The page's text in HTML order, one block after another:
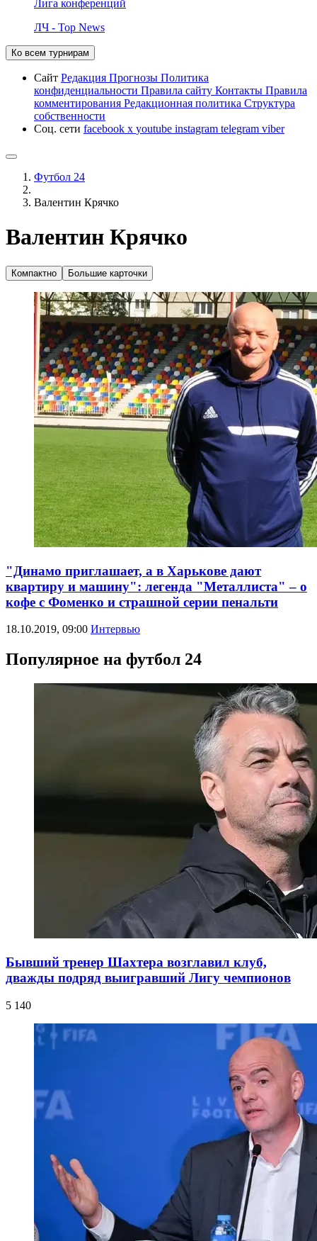
Лига конференций
ЛЧ - Top News
Ко всем турнирам
Сайт Редакция Прогнозы Политика
конфиденциальности Правила сайту Контакты Правила
комментирования Редакционная политика Структура
собственности
Соц. сети facebook x youtube instagram telegram viber
Футбол 24
Валентин Крячко
Валентин Крячко
Компактно Большие карточки
"Динамо приглашает, а в Харькове дают
квартиру и машину": легенда "Металлиста" – о
кофе с Фоменко и страшной серии пенальти
18.10.2019, 09:00 Интервью
Популярное на футбол 24
Бывший тренер Шахтера возглавил клуб,
дважды подряд выигравший Лигу чемпионов
5 140